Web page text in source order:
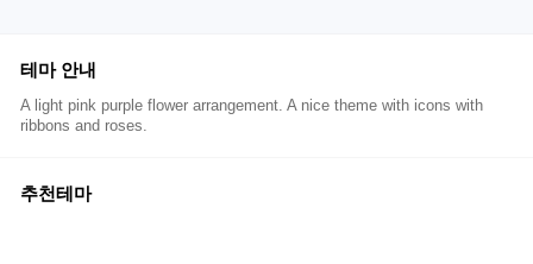
테마 안내
A light pink purple flower arrangement. A nice theme with icons with
ribbons and roses.
추천테마